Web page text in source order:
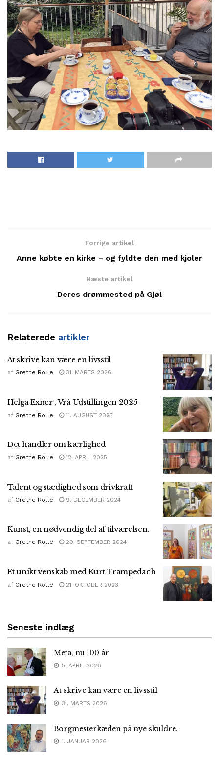
Forrige artikel
Anne købte en kirke – og fyldte den med kjoler
Næste artikel
Deres drømmested på Gjøl
Relaterede artikler
At skrive kan være en livsstil
af Grethe Rolle 31. MARTS 2026
Helga Exner , Vrå Udstillingen 2025
af Grethe Rolle 11. AUGUST 2025
Det handler om kærlighed
af Grethe Rolle 12. APRIL 2025
Talent og stædighed som drivkraft
af Grethe Rolle 9. DECEMBER 2024
Kunst, en nødvendig del af tilværelsen.
af Grethe Rolle 20. SEPTEMBER 2024
Et unikt venskab med Kurt Trampedach
af Grethe Rolle 21. OKTOBER 2023
Seneste indlæg
Meta, nu 100 år
5. APRIL 2026
At skrive kan være en livsstil
31. MARTS 2026
Borgmesterkæden på nye skuldre.
1. JANUAR 2026